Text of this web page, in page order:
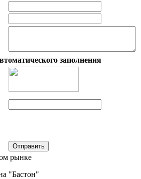
заполнения
рынке
"Бастон"